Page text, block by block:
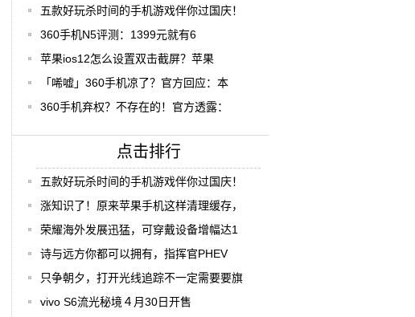
五款好玩杀时间的手机游戏伴你过国庆！
360手机N5评测：1399元就有6
苹果ios12怎么设置双击截屏？苹果
「唏嘘」360手机凉了？官方回应：本
360手机弃权？不存在的！官方透露：
点击排行
五款好玩杀时间的手机游戏伴你过国庆！
涨知识了！原来苹果手机这样清理缓存，
荣耀海外发展迅猛，可穿戴设备增幅达1
诗与远方你都可以拥有，指挥官PHEV
只争朝夕，打开光线追踪不一定需要要旗
vivo S6流光秘境４月30日开售